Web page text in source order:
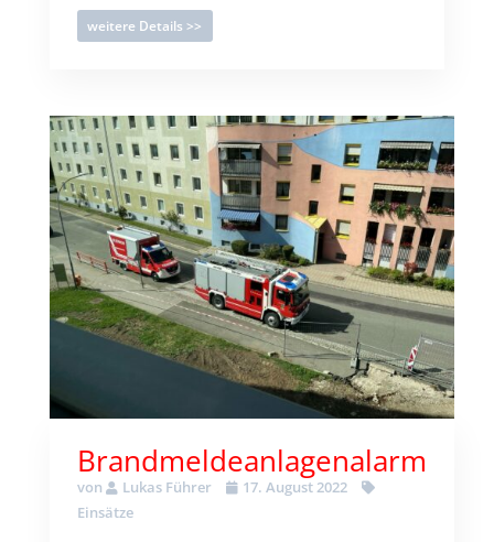
weitere Details >>
Brandmeldeanlagenalarm
von Lukas Führer
17. August 2022
Einsätze